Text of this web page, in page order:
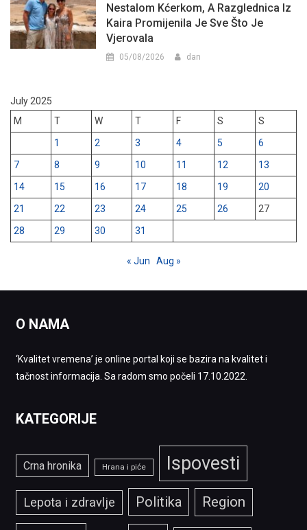
Nestalom Kćerkom, A Razglednica Iz
Kaira Promijenila Je Sve Što Je
Vjerovala
05/08/2026 dan
July 2025
M
T W T F S
S
1
2 3 4 5
6
7
8 9 10 11 12
13
14
15 16 17 18 19
20
21
22 23 24 25 26
27
28
29 30 31
« Jun Aug »
O NAMA
‘Kvalitet vremena’ je online portal koji se bazira na kvalitet i
tačnost informacija. Sa radom smo počeli 17.10.2022.
KATEGORIJE
Crna hronika Hrana i piće Ispovesti
Lepota i zdravlje Politika Region